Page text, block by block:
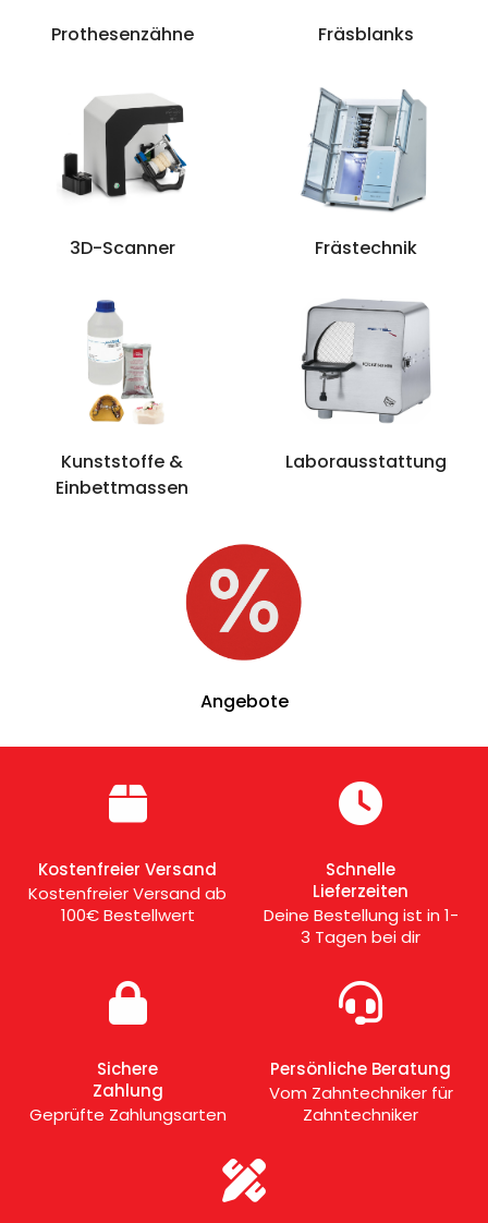
Prothesenzähne Fräsblanks
3D-Scanner Frästechnik
Kunststoffe &
Einbettmassen
Laborausstattung
Angebote
Kostenfreier Versand
Kostenfreier Versand ab
100€ Bestellwert
Schnelle
Lieferzeiten
Deine Bestellung ist in 1-
3 Tagen bei dir
Sichere
Zahlung
Geprüfte Zahlungsarten
Persönliche Beratung
Vom Zahntechniker für
Zahntechniker